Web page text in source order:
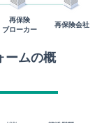
再保険
ブローカー
再保険会社
ームの概